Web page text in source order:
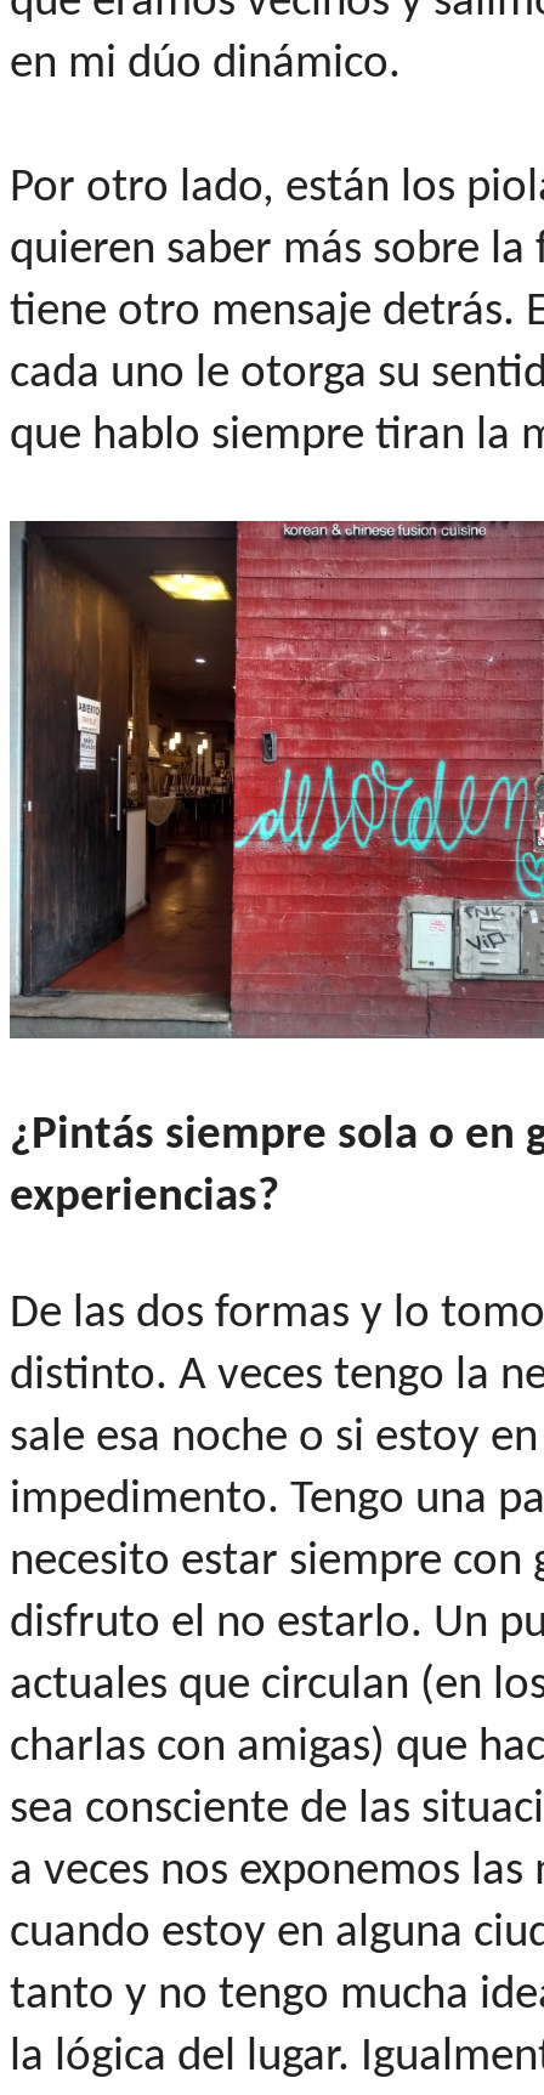
en mi dúo dinámico.
Por otro lado, están los
quieren saber más sobre
tiene otro mensaje detrás.
cada uno le otorga su
que hablo siempre tiran la
¿Pintás siempre sola o en
experiencias?
De las dos formas y lo
distinto. A veces tengo la
sale esa noche o si estoy
impedimento. Tengo una
necesito estar siempre con
disfruto el no estarlo. Un
actuales que circulan (en
charlas con amigas) que
sea consciente de las
a veces nos exponemos
cuando estoy en alguna
tanto y no tengo mucha
la lógica del lugar.